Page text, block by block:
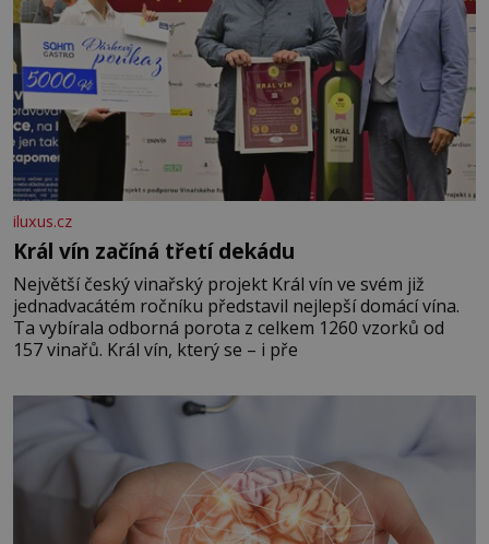
iluxus.cz
Král vín začíná třetí dekádu
Největší český vinařský projekt Král vín ve svém již
jednadvacátém ročníku představil nejlepší domácí vína.
Ta vybírala odborná porota z celkem 1260 vzorků od
157 vinařů. Král vín, který se – i pře